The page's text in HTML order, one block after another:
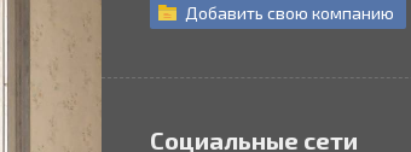
Добавить свою компанию
Социальные сети